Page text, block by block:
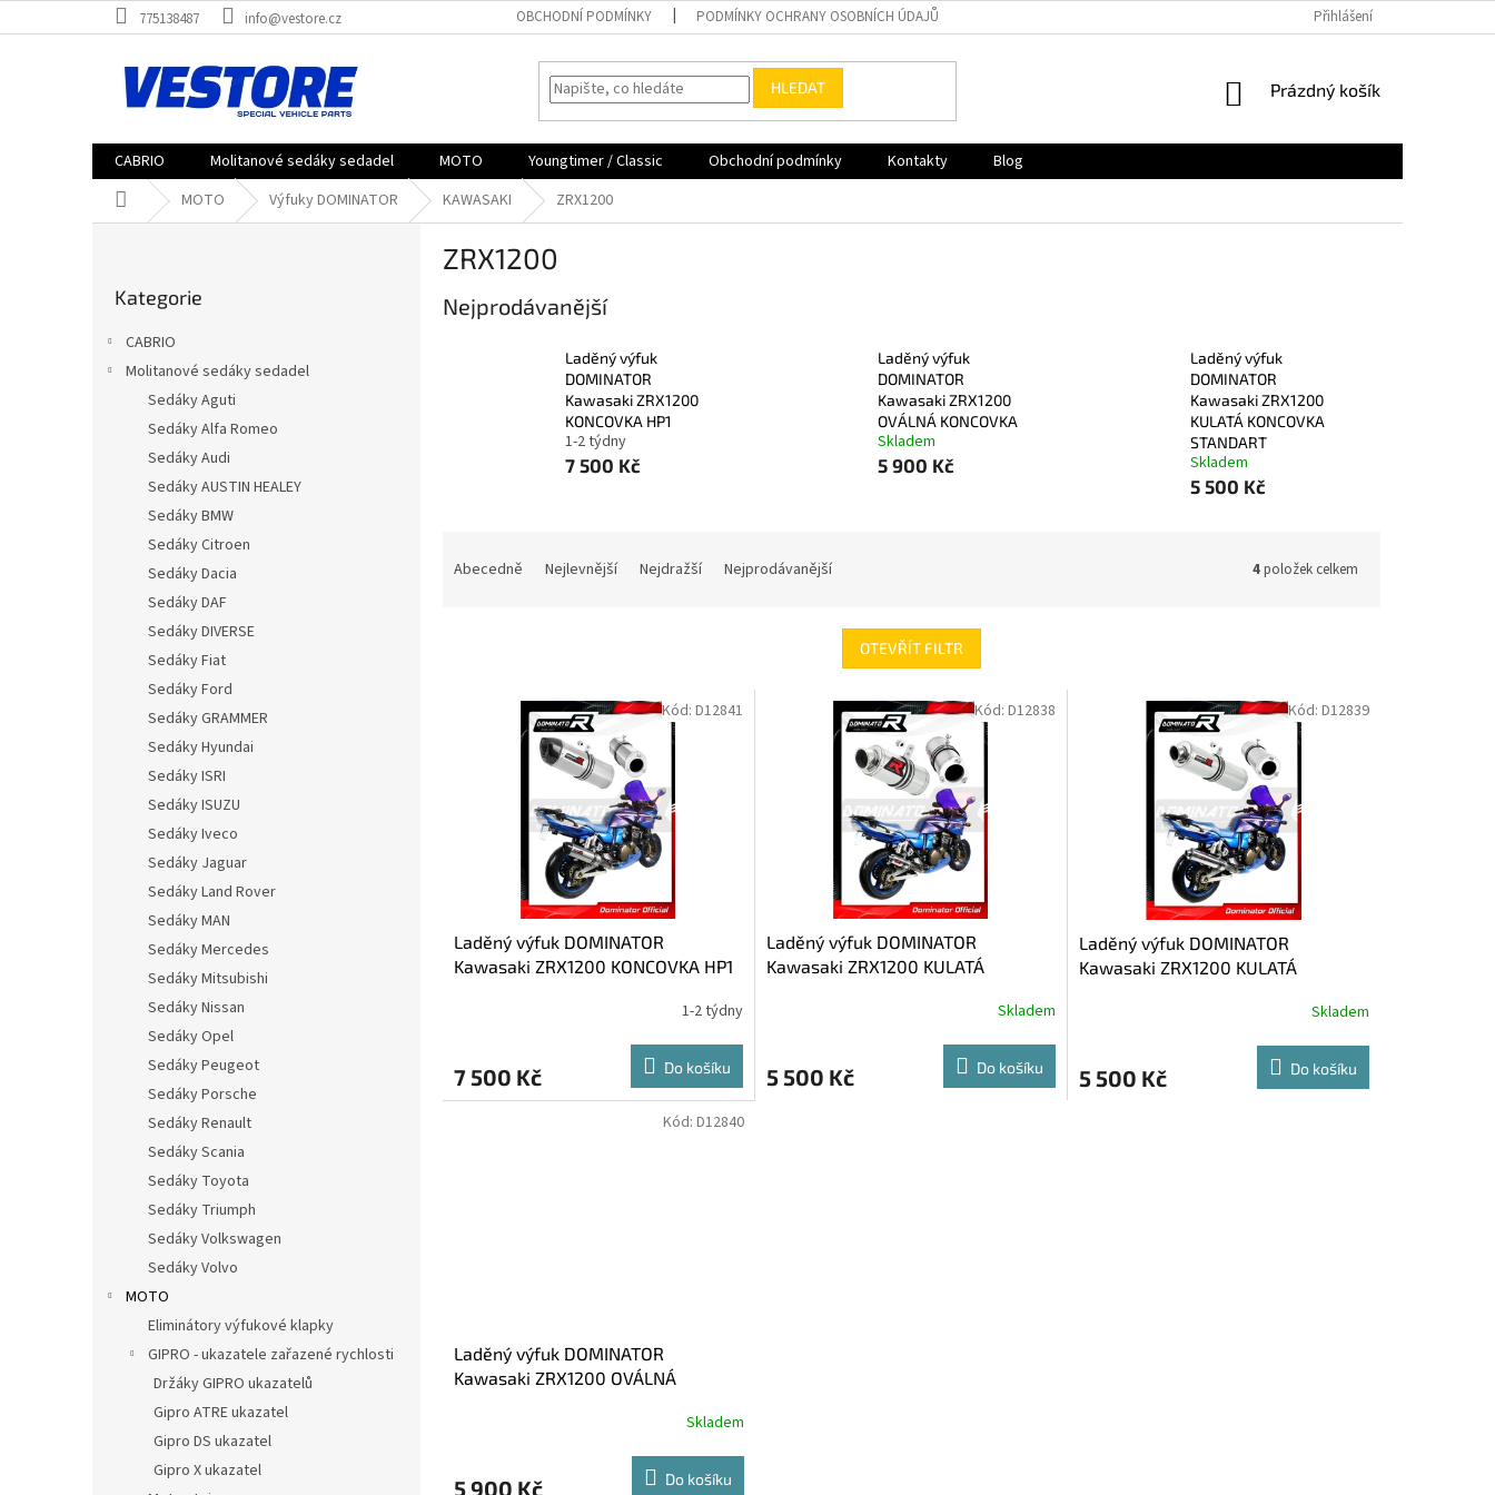
na
775138487 info@vestore.cz OBCHODNÍ PODMÍNKY PODMÍNKY OCHRANY OSOBNÍCH ÚDAJŮ Přihlášení
HLEDAT
NÁKUPNÍ
Prázdný košík
CABRIO Molitanové sedáky sedadel MOTO Youngtimer / Classic Obchodní podmínky Kontakty
Blog
Domů MOTO Výfuky DOMINATOR KAWASAKI ZRX1200
kategorie
Kategorie
CABRIO
Molitanové sedáky sedadel
Sedáky Aguti
Sedáky Alfa Romeo
Sedáky Audi
Sedáky AUSTIN HEALEY
Sedáky BMW
Sedáky Citroen
Sedáky Dacia
Sedáky DAF
Sedáky DIVERSE
Sedáky Fiat
Sedáky Ford
Sedáky GRAMMER
Sedáky Hyundai
Sedáky ISRI
Sedáky ISUZU
Sedáky Iveco
Sedáky Jaguar
Sedáky Land Rover
Sedáky MAN
Sedáky Mercedes
Sedáky Mitsubishi
Sedáky Nissan
Sedáky Opel
Sedáky Peugeot
Sedáky Porsche
Sedáky Renault
Sedáky Scania
Sedáky Toyota
Sedáky Triumph
Sedáky Volkswagen
Sedáky Volvo
MOTO
Eliminátory výfukové klapky
GIPRO - ukazatele zařazené rychlosti
Držáky GIPRO ukazatelů
Gipro ATRE ukazatel
Gipro DS ukazatel
Gipro X ukazatel
ZRX1200
Nejprodávanější
Laděný výfuk
DOMINATOR
Kawasaki ZRX1200
KONCOVKA HP1
1-2 týdny
7 500 Kč
Laděný výfuk
DOMINATOR
Kawasaki ZRX1200
OVÁLNÁ KONCOVKA
Skladem
5 900 Kč
Laděný výfuk
DOMINATOR
Kawasaki ZRX1200
KULATÁ KONCOVKA
STANDART
Skladem
5 500 Kč
Abecedně Nejlevnější Nejdražší Nejprodávanější 4položek celkem
OTEVŘÍT FILTR
Laděný výfuk DOMINATOR
Kawasaki ZRX1200 KONCOVKA HP1
1-2 týdny
7 500 Kč Do košíku
Kód: D12841
Laděný výfuk DOMINATOR
Kawasaki ZRX1200 KULATÁ
Skladem
5 500 Kč Do košíku
Kód: D12838
Laděný výfuk DOMINATOR
Kawasaki ZRX1200 KULATÁ
Skladem
5 500 Kč Do košíku
Kód: D12839
Laděný výfuk DOMINATOR
Kawasaki ZRX1200 OVÁLNÁ
Skladem
5 900 Kč Do košíku
Kód: D12840